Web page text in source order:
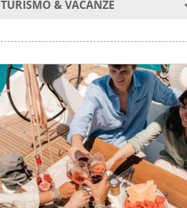
TURISMO & VACANZE